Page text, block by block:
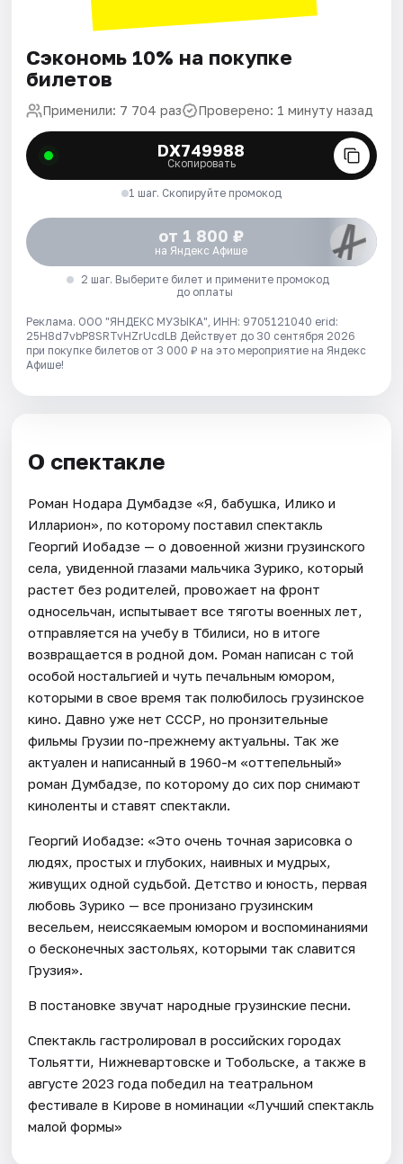
Сэкономь 10% на покупке
билетов
Применили: 7 704 раз Проверено: 1 минуту назад
DX749988
Скопировать
1 шаг. Скопируйте промокод
от 1 800 ₽
на Яндекс Афише
2 шаг. Выберите билет и примените промокод
до оплаты
Реклама. ООО "ЯНДЕКС МУЗЫКА", ИНН: 9705121040 erid:
25H8d7vbP8SRTvHZrUcdLB Действует до 30 сентября 2026
при покупке билетов от 3 000 ₽ на это мероприятие на Яндекс
Афише!
О спектакле
Роман Нодара Думбадзе «Я, бабушка, Илико и
Илларион», по которому поставил спектакль
Георгий Иобадзе — о довоенной жизни грузинского
села, увиденной глазами мальчика Зурико, который
растет без родителей, провожает на фронт
односельчан, испытывает все тяготы военных лет,
отправляется на учебу в Тбилиси, но в итоге
возвращается в родной дом. Роман написан с той
особой ностальгией и чуть печальным юмором,
которыми в свое время так полюбилось грузинское
кино. Давно уже нет СССР, но пронзительные
фильмы Грузии по-прежнему актуальны. Так же
актуален и написанный в 1960-м «оттепельный»
роман Думбадзе, по которому до сих пор снимают
киноленты и ставят спектакли.
Георгий Иобадзе: «Это очень точная зарисовка о
людях, простых и глубоких, наивных и мудрых,
живущих одной судьбой. Детство и юность, первая
любовь Зурико — все пронизано грузинским
весельем, неиссякаемым юмором и воспоминаниями
о бесконечных застольях, которыми так славится
Грузия».
В постановке звучат народные грузинские песни.
Спектакль гастролировал в российских городах
Тольятти, Нижневартовске и Тобольске, а также в
августе 2023 года победил на театральном
фестивале в Кирове в номинации «Лучший спектакль
малой формы»